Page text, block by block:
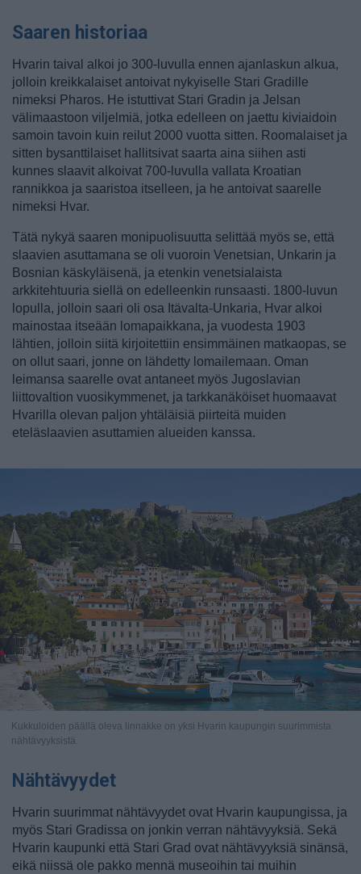
Saaren historiaa
Hvarin taival alkoi jo 300-luvulla ennen ajanlaskun alkua,
jolloin kreikkalaiset antoivat nykyiselle Stari Gradille
nimeksi Pharos. He istuttivat Stari Gradin ja Jelsan
välimaastoon viljelmiä, jotka edelleen on jaettu kiviaidoin
samoin tavoin kuin reilut 2000 vuotta sitten. Roomalaiset ja
sitten bysanttilaiset hallitsivat saarta aina siihen asti
kunnes slaavit alkoivat 700-luvulla vallata Kroatian
rannikkoa ja saaristoa itselleen, ja he antoivat saarelle
nimeksi Hvar.
Tätä nykyä saaren monipuolisuutta selittää myös se, että
slaavien asuttamana se oli vuoroin Venetsian, Unkarin ja
Bosnian käskyläisenä, ja etenkin venetsialaista
arkkitehtuuria siellä on edelleenkin runsaasti. 1800-luvun
lopulla, jolloin saari oli osa Itävalta-Unkaria, Hvar alkoi
mainostaa itseään lomapaikkana, ja vuodesta 1903
lähtien, jolloin siitä kirjoitettiin ensimmäinen matkaopas, se
on ollut saari, jonne on lähdetty lomailemaan. Oman
leimansa saarelle ovat antaneet myös Jugoslavian
liittovaltion vuosikymmenet, ja tarkkanäköiset huomaavat
Hvarilla olevan paljon yhtäläisiä piirteitä muiden
eteläslaavien asuttamien alueiden kanssa.
Kukkuloiden päällä oleva linnakke on yksi Hvarin kaupungin suurimmista
nähtävyyksistä.
Nähtävyydet
Hvarin suurimmat nähtävyydet ovat Hvarin kaupungissa, ja
myös Stari Gradissa on jonkin verran nähtävyyksiä. Sekä
Hvarin kaupunki että Stari Grad ovat nähtävyyksiä sinänsä,
eikä niissä ole pakko mennä museoihin tai muihin